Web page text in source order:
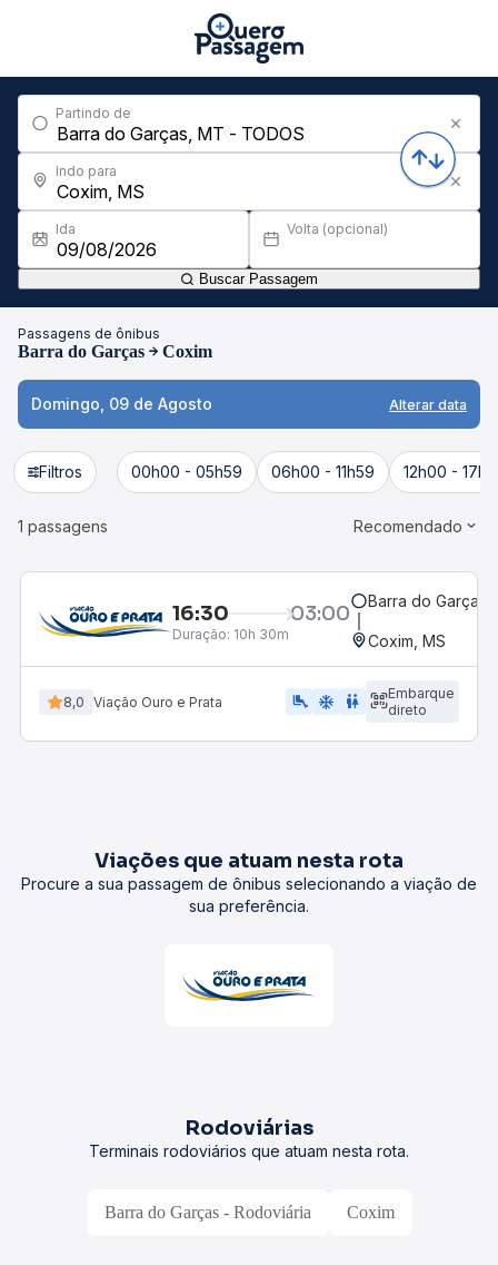
Partindo de
Indo para
Ida Volta (opcional)
Buscar Passagem
Passagens de ônibus
Barra do Garças Coxim
Domingo, 09 de Agosto Alterar data
Filtros 00h00 - 05h59 06h00 - 11h59 12h00 -
1 passagens Recomendado
16:30 03:00
Duração: 10h 30m
Barra do
Coxim, MS
8,0 Viação Ouro e Prata airline_seat_legroom_extra ac_unit WC
Embarque
direto
Viações que atuam nesta rota
Procure a sua passagem de ônibus selecionando a viação de
sua preferência.
Rodoviárias
Terminais rodoviários que atuam nesta rota.
Barra do Garças - Rodoviária Coxim